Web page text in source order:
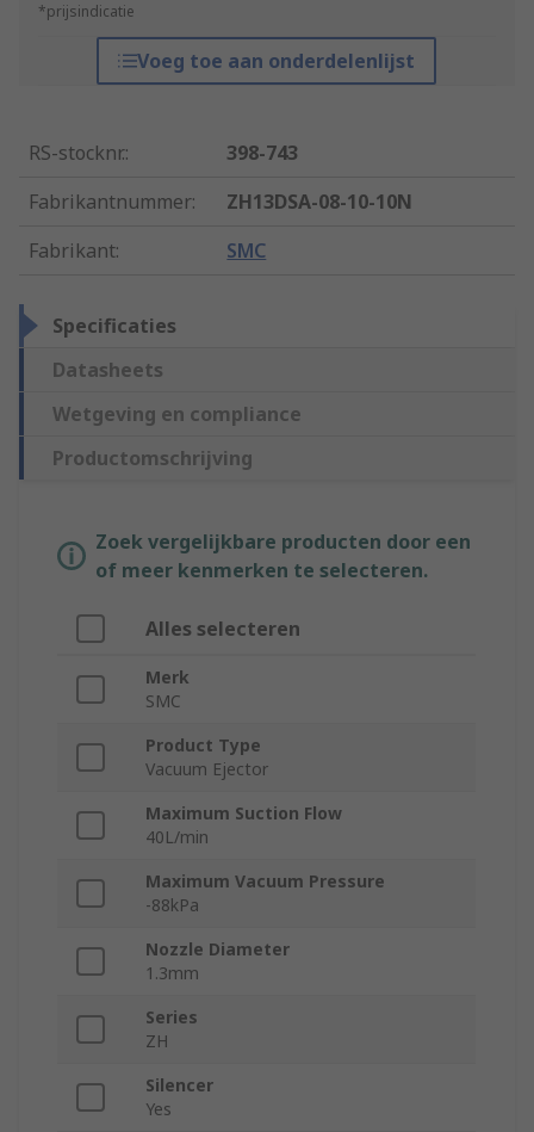
*prijsindicatie
Voeg toe aan onderdelenlijst
RS-stocknr.:
398-743
Fabrikantnummer:
ZH13DSA-08-10-10N
Fabrikant: SMC
Specificaties
Datasheets
Wetgeving en compliance
Productomschrijving
Zoek vergelijkbare producten door een
of meer kenmerken te selecteren.
Alles selecteren
Merk
SMC
Product Type
Vacuum Ejector
Maximum Suction Flow
40L/min
Maximum Vacuum Pressure
-88kPa
Nozzle Diameter
1.3mm
Series
ZH
Silencer
Yes